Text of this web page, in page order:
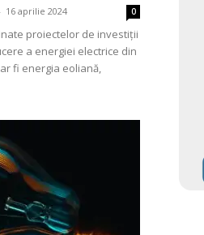
- 16 aprilie 2024 0
proiectelor de investiții
a energiei electrice din
fi energia eoliană,